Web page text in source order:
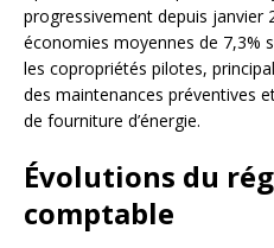
progressivement depuis janvier
économies moyennes de 7,3%
les copropriétés pilotes,
des maintenances préventives
de fourniture d’énergie.
Évolutions du
comptable